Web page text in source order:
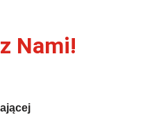
Nami!